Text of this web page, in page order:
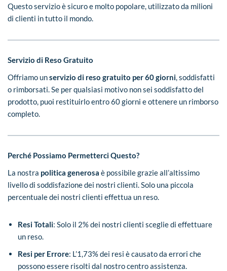
Questo servizio è sicuro e molto popolare, utilizzato da milioni
di clienti in tutto il mondo.
Servizio di Reso Gratuito
Offriamo unservizio di reso gratuito per 60 giorni, soddisfatti
o rimborsati. Se per qualsiasi motivo non sei soddisfatto del
prodotto, puoi restituirlo entro 60 giorni e ottenere un rimborso
completo.
Perché Possiamo Permetterci Questo?
La nostra politica generosa è possibile grazie all’altissimo
livello di soddisfazione dei nostri clienti. Solo una piccola
percentuale dei nostri clienti effettua un reso.
Resi Totali: Solo il 2% dei nostri clienti sceglie di effettuare
un reso.
Resi per Errore: L’1,73% dei resi è causato da errori che
possono essere risolti dal nostro centro assistenza.